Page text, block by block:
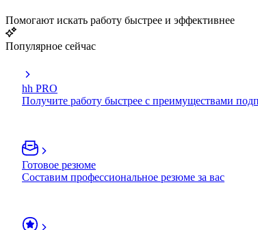
Помогают искать работу быстрее и эффективнее
Популярное сейчас
hh PRO
Получите работу быстрее с преимуществами
Готовое резюме
Составим профессиональное резюме за вас